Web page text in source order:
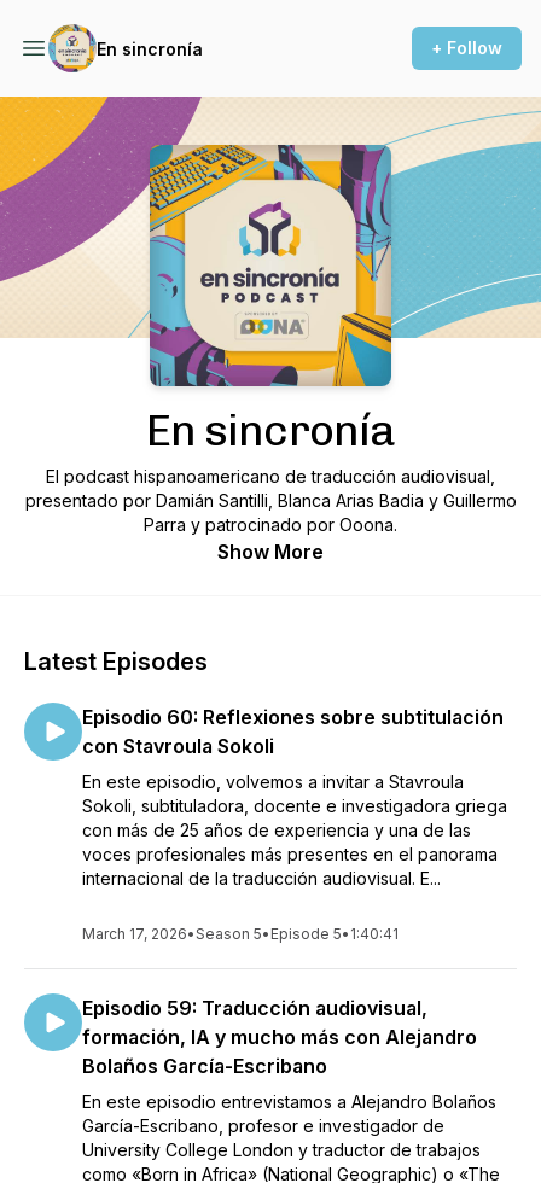
En sincronía + Follow
Podcast Background Image
En sincronía
El podcast hispanoamericano de traducción audiovisual,
presentado por Damián Santilli, Blanca Arias Badia y Guillermo
Parra y patrocinado por Ooona.
Show More
Latest Episodes
Episodio 60: Reflexiones sobre subtitulación
con Stavroula Sokoli
En este episodio, volvemos a invitar a Stavroula
Sokoli, subtituladora, docente e investigadora griega
con más de 25 años de experiencia y una de las
voces profesionales más presentes en el panorama
internacional de la traducción audiovisual. E...
March 17, 2026•Season 5• Episode 5• 1:40:41
Episodio 59: Traducción audiovisual,
formación, IA y mucho más con Alejandro
Bolaños García-Escribano
En este episodio entrevistamos a Alejandro Bolaños
García-Escribano, profesor e investigador de
University College London y traductor de trabajos
como «Born in Africa» (National Geographic) o «The